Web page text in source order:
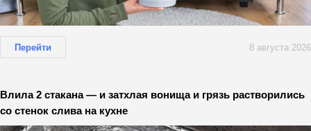
Перейти 8 августа 2026
Влила 2 стакана — и затхлая вонища и грязь растворились
со стенок слива на кухне